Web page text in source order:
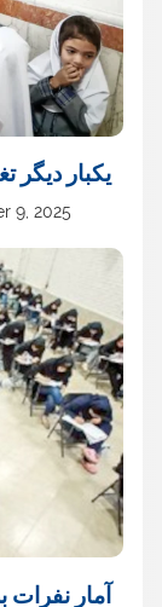
یک‏بار
9, 2025
آمار نفرات